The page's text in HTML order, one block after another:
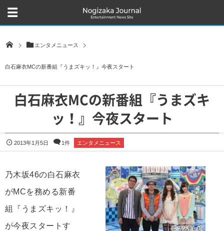
エンタメニュース
白石麻衣MCの新番組『うまズキッ！』今夜スタート
白石麻衣MCの新番組『うまズキ
ッ！』今夜スタート
2013年1月5日 1件 エンタメニュース
乃木坂46の白石麻衣
がMCを務める新番
組『うまズキッ！』
が今夜スタートす